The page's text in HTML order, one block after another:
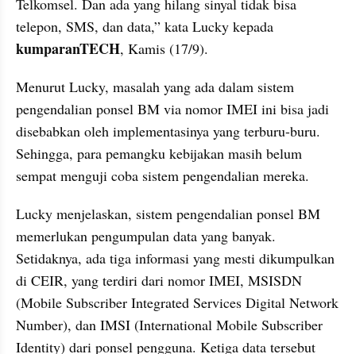
telepon
kumparanTECH, Kamis (17/9).
Menurut Lucky, masalah yang ada dalam sistem
pengendalian ponsel BM via nomor IMEI ini bisa jadi
disebabkan oleh implementasinya yang terburu-buru.
Sehingga, para pemangku kebijakan masih belum
sempat menguji coba sistem pengendalian mereka.
Lucky menjelaskan, sistem pengendalian ponsel BM
memerlukan pengumpulan data yang banyak.
Setidaknya, ada tiga informasi yang mesti dikumpulkan
di CEIR, yang terdiri dari nomor IMEI, MSISDN
(Mobile Subscriber Integrated Services Digital Network
Number), dan IMSI (International Mobile Subscriber
Identity) dari ponsel pengguna. Ketiga data tersebut